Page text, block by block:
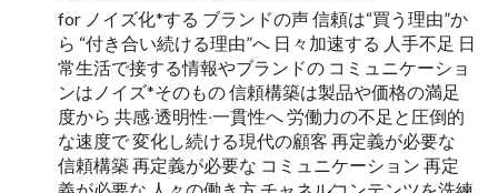
for ノイズ化*する ブランドの声 信頼は“買う理由”か
ら “付き合い続ける理由”へ ⽇々加速する ⼈⼿不⾜ ⽇
常⽣活で接する情報やブランドの コミュニケーショ
ンはノイズ*そのもの 信頼構築は製品や価格の満⾜
度から 共感‧透明性‧⼀貫性へ 労働⼒の不⾜と圧倒的
な速度で 変化し続ける現代の顧客 再定義が必要な
信頼構築 再定義が必要な コミュニケーション 再定